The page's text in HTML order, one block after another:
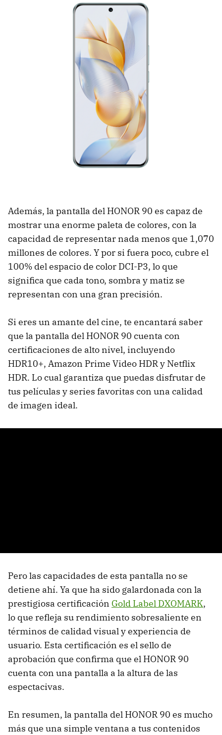
Además, la pantalla del HONOR 90 es capaz de
mostrar una enorme paleta de colores, con la
capacidad de representar nada menos que 1,070
millones de colores. Y por si fuera poco, cubre el
100% del espacio de color DCI-P3, lo que
significa que cada tono, sombra y matiz se
representan con una gran precisión.
Si eres un amante del cine, te encantará saber
que la pantalla del HONOR 90 cuenta con
certificaciones de alto nivel, incluyendo
HDR10+, Amazon Prime Video HDR y Netflix
HDR. Lo cual garantiza que puedas disfrutar de
tus películas y series favoritas con una calidad
de imagen ideal.
Pero las capacidades de esta pantalla no se
detiene ahí. Ya que ha sido galardonada con la
prestigiosa certificación Gold Label DXOMARK,
lo que refleja su rendimiento sobresaliente en
términos de calidad visual y experiencia de
usuario. Esta certificación es el sello de
aprobación que confirma que el HONOR 90
cuenta con una pantalla a la altura de las
espectacivas.
En resumen, la pantalla del HONOR 90 es mucho
más que una simple ventana a tus contenidos